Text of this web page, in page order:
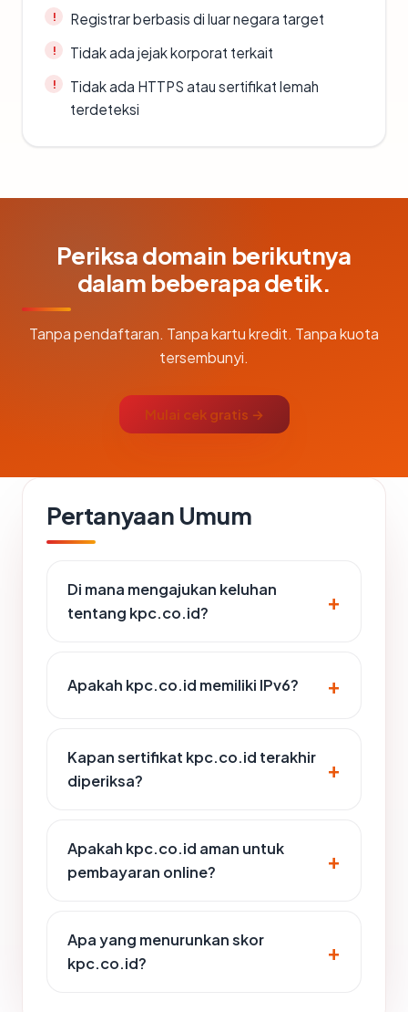
Registrar berbasis di luar negara target
Tidak ada jejak korporat terkait
Tidak ada HTTPS atau sertifikat lemah
terdeteksi
Periksa domain berikutnya
dalam beberapa detik.
Tanpa pendaftaran. Tanpa kartu kredit. Tanpa kuota
tersembunyi.
Mulai cek gratis →
Pertanyaan Umum
Di mana mengajukan keluhan
tentang kpc.co.id?
Apakah kpc.co.id memiliki IPv6?
Kapan sertifikat kpc.co.id terakhir
diperiksa?
Apakah kpc.co.id aman untuk
pembayaran online?
Apa yang menurunkan skor
kpc.co.id?